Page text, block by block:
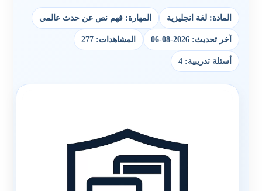
المادة: لغة انجليزية المهارة: فهم نص عن حدث عالمي
آخر تحديث: 2026-08-06 المشاهدات: 277
أسئلة تدريبية: 4